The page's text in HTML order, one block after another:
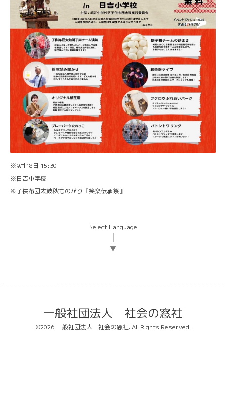
※9月18日 15:30
※日吉小学校
※子供布団太鼓秋ものがり『笑楽伝承祭』
Select Language
▼
一般社団法人 社会の窓社
©2026 一般社団法人 社会の窓社. All Rights Reserved.